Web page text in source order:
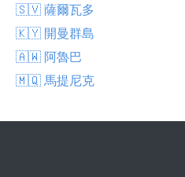
🇸🇻 薩爾瓦多
🇰🇾 開曼群島
🇦🇼 阿魯巴
🇲🇶 馬提尼克